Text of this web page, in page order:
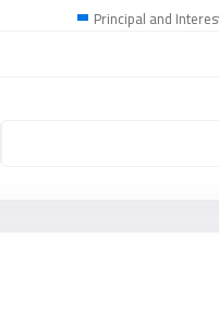
Principal and